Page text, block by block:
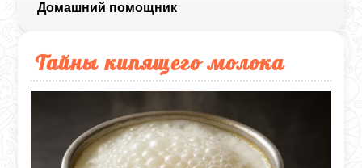
Домашний помощник
Тайны кипящего молока